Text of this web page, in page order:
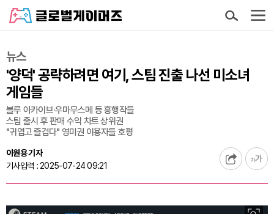
뉴스
'양덕' 공략하려면 여기, 스팀 진출 나선 미소녀
게임들
블루 아카이브·우마무스메 등 흥행작들
스팀 출시 후 판매 수익 차트 상위권
"귀엽고 즐겁다" 영미권 이용자들 호평
이원용 기자
기사입력 : 2025-07-24 09:21